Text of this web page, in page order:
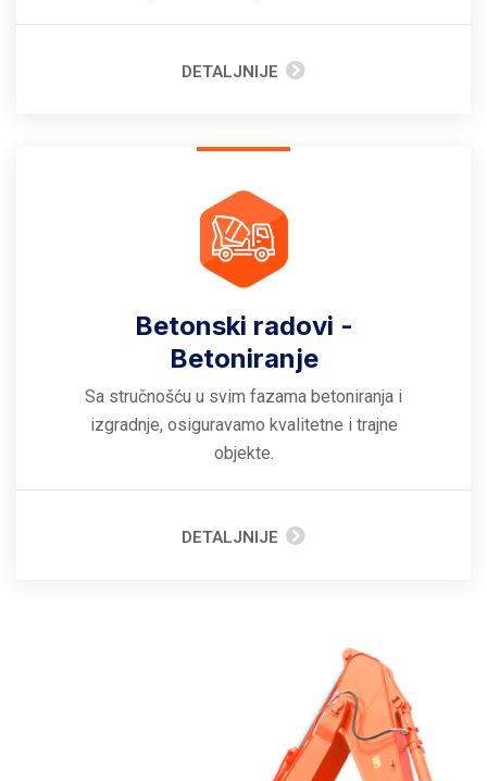
DETALJNIJE
Betonski radovi -
Betoniranje
Sa stručnošću u svim fazama betoniranja i
izgradnje, osiguravamo kvalitetne i trajne
objekte.
DETALJNIJE